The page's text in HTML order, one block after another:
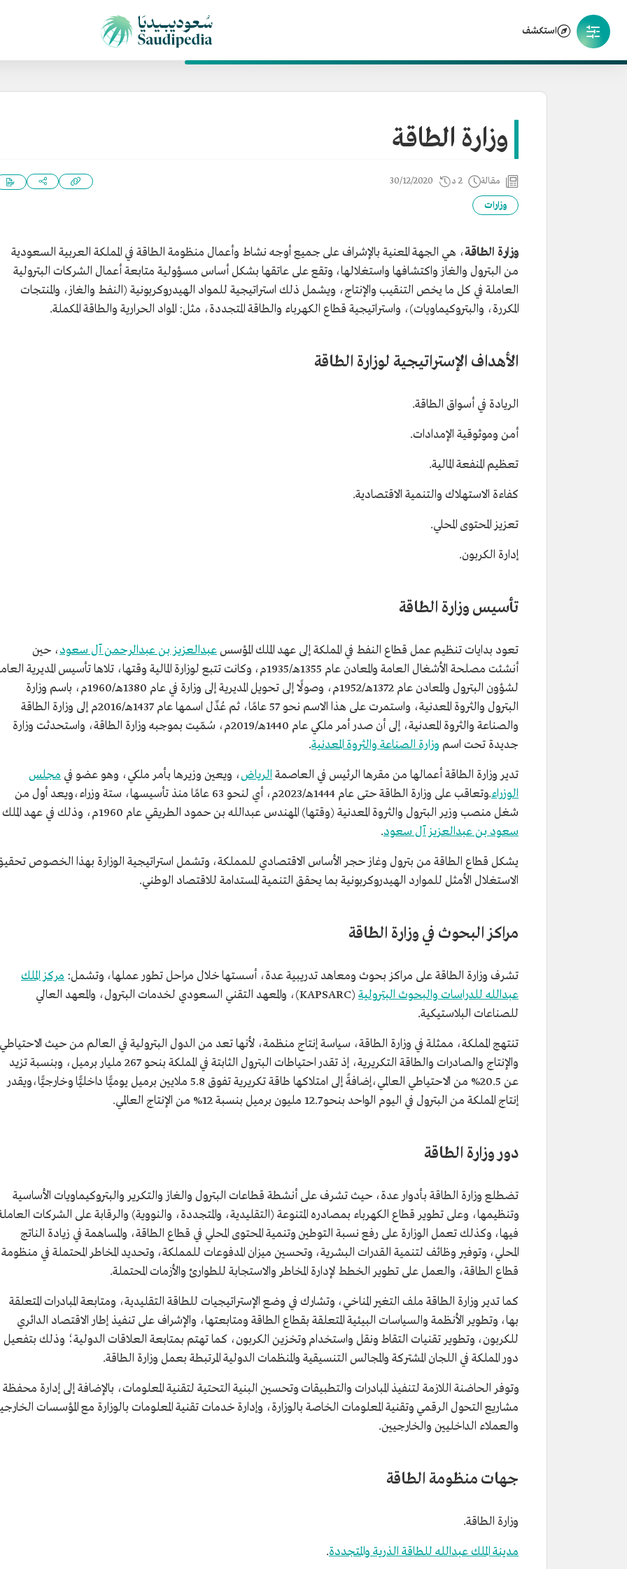
استكشف
وزارة الطاقة
مقالة 2 د 30/12/2020
وزارات
وزارة الطاقة، هي الجهة المعنية بالإشراف على جميع أوجه نشاط وأعمال منظومة الطاقة في المملكة العربية السعودية
من البترول والغاز واكتشافها واستغلالها، وتقع على عاتقها بشكل أساس مسؤولية متابعة أعمال الشركات البترولية
العاملة في كل ما يخص التنقيب والإنتاج، ويشمل ذلك استراتيجية للمواد الهيدروكربونية (النفط والغاز، والمنتجات
المكررة، والبتروكيماويات)، واستراتيجية قطاع الكهرباء والطاقة المتجددة، مثل: المواد الحرارية والطاقة المكملة.
الأهداف الإستراتيجية لوزارة الطاقة
الريادة في أسواق الطاقة.
أمن وموثوقية الإمدادات.
تعظيم المنفعة المالية.
كفاءة الاستهلاك والتنمية الاقتصادية.
تعزيز المحتوى المحلي.
إدارة الكربون.
تأسيس وزارة الطاقة
تعود بدايات تنظيم عمل قطاع النفط في المملكة إلى عهد الملك المؤسسعبدالعزيز بن عبدالرحمن آل سعود، حين
أنشئت مصلحة الأشغال العامة والمعادن عام 1355هـ/1935م، وكانت تتبع لوزارة المالية وقتها، تلاها تأسيس المديرية
لشؤون البترول والمعادن عام 1372هـ/1952م، وصولًا إلى تحويل المديرية إلى وزارة في عام 1380هـ/1960م، باسم وزارة
البترول والثروة المعدنية، واستمرت على هذا الاسم نحو 57 عامًا، ثم عُدِّل اسمها عام 1437هـ/2016م إلى وزارة الطاقة
والصناعة والثروة المعدنية، إلى أن صدر أمر ملكي عام 1440هـ/2019م، سُمّيت بموجبه وزارة الطاقة، واستحدثت وزارة
جديدة تحت اسم وزارة الصناعة والثروة المعدنية.
تدير وزارة الطاقة أعمالها من مقرها الرئيس في العاصمة الرياض، ويعين وزيرها بأمر ملكي، وهو عضو في مجلس
الوزراء
.وتعاقب على وزارة الطاقة حتى عام 1444هـ/2023م، أي لنحو 63 عامًا منذ تأسيسها، ستة وزراء،ويعد أول من
شغل منصب وزير البترول والثروة المعدنية (وقتها) المهندس عبدالله بن حمود الطريقي عام 1960م، وذلك في عهد الملك
سعود بن عبدالعزيز آل سعود.
يشكل قطاع الطاقة من بترول وغاز حجر الأساس الاقتصادي للمملكة، وتشمل استراتيجية الوزارة بهذا الخصوص
الاستغلال الأمثل للموارد الهيدروكربونية بما يحقق التنمية المستدامة للاقتصاد الوطني.
مراكز البحوث في وزارة الطاقة
تشرف وزارة الطاقة على مراكز بحوث ومعاهد تدريبية عدة، أسستها خلال مراحل تطور عملها، وتشمل: مركز الملك
عبدالله للدراسات والبحوث البترولية
(KAPSARC)، والمعهد التقني السعودي لخدمات البترول، والمعهد العالي
للصناعات البلاستيكية.​​
تنتهج المملكة، ممثلة في وزارة الطاقة، سياسة إنتاج منظمة، لأنها تعد من الدول البترولية في العالم من حيث الاحتياطي
والإنتاج والصادرات والطاقة التكريرية، إذ تقدر احتياطات البترول الثابتة في المملكة بنحو 267 مليار برميل، وبنسبة تزيد
عن 20.5% من الاحتياطي العالمي،إضافةً إلى امتلاكها طاقة تكريرية تفوق 5.8 ملايين برميل يوميًّا داخليًّا وخارجيًّا،ويقدر
إنتاج المملكة من البترول في اليوم الواحد بنحو 12.7 مليون برميل بنسبة 12% من الإنتاج العالمي.
دور وزارة الطاقة
تضطلع وزارة الطاقة بأدوار عدة، حيث تشرف على أنشطة قطاعات البترول والغاز والتكرير والبتروكيماويات الأساسية
وتنظيمها، وعلى تطوير قطاع الكهرباء بمصادره المتنوعة (التقليدية، والمتجددة، والنووية) والرقابة على الشركات
فيها، وكذلك تعمل الوزارة على رفع نسبة التوطين وتنمية المحتوى المحلي في قطاع الطاقة، والمساهمة في زيادة الناتج
المحلي، وتوفير وظائف لتنمية القدرات البشرية، وتحسين ميزان المدفوعات للمملكة، وتحديد المخاطر المحتملة في منظومة
قطاع الطاقة، والعمل على تطوير الخطط لإدارة المخاطر والاستجابة للطوارئ والأزمات المحتملة.
كما تدير وزارة الطاقة ملف التغير المناخي، وتشارك في وضع الإستراتيجيات للطاقة التقليدية، ومتابعة المبادرات المتعلقة
بها، وتطوير الأنظمة والسياسات البيئية المتعلقة بقطاع الطاقة ومتابعتها، والإشراف على تنفيذ إطار الاقتصاد الدائري
للكربون، وتطوير تقنيات التقاط ونقل واستخدام وتخزين الكربون، كما تهتم بمتابعة العلاقات الدولية؛ وذلك بتفعيل
دور المملكة في اللجان المشتركة والمجالس التنسيقية والمنظمات الدولية المرتبطة بعمل وزارة الطاقة.
وتوفر الحاضنة اللازمة لتنفيذ المبادرات والتطبيقات وتحسين البنية التحتية لتقنية المعلومات، بالإضافة إلى إدارة محفظة
مشاريع التحول الرقمي وتقنية المعلومات الخاصة بالوزارة، وإدارة خدمات تقنية المعلومات بالوزارة مع المؤسسات
والعملاء الداخليين والخارجيين.
جهات منظومة الطاقة
وزارة الطاقة.
مدينة الملك عبدالله للطاقة الذرية والمتجددة.